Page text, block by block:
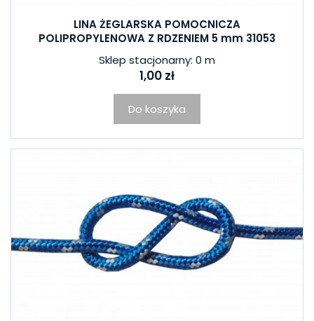
LINA ŻEGLARSKA POMOCNICZA
POLIPROPYLENOWA Z RDZENIEM 5 mm 31053
Sklep stacjonarny: 0 m
1,00 zł
Do koszyka